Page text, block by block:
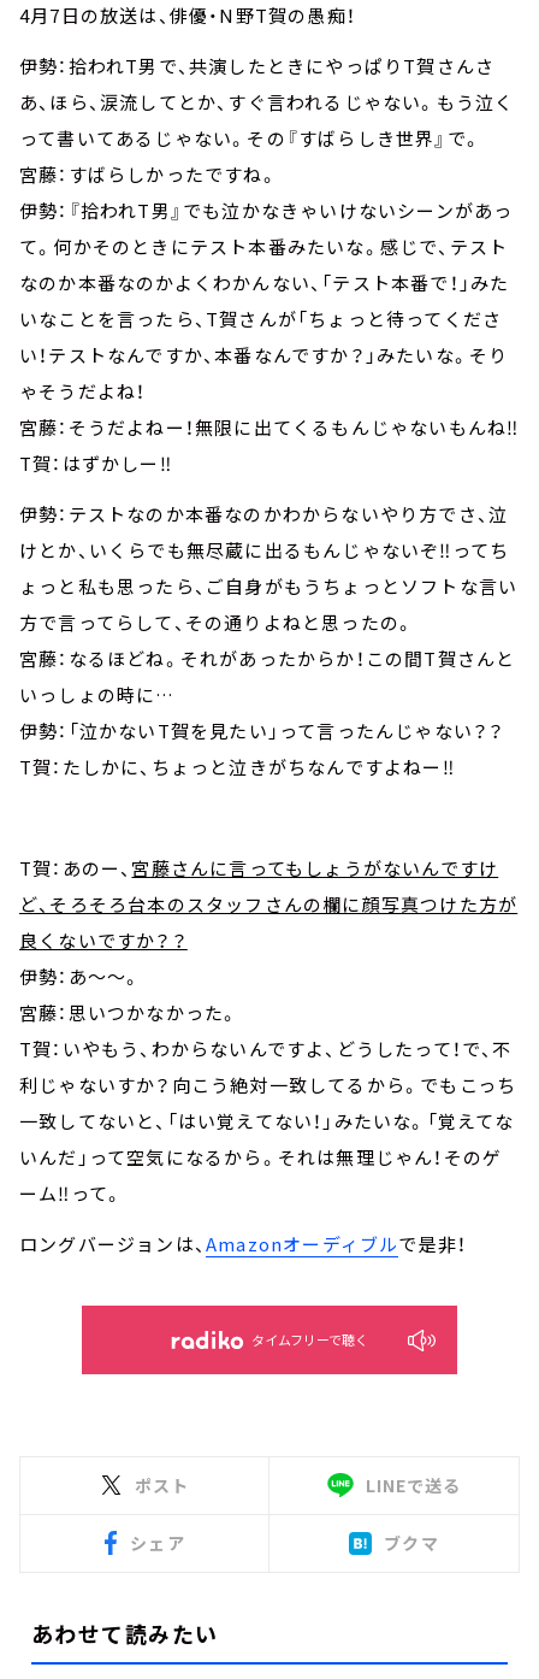
4月7日の放送は、俳優・N野T賀の愚痴！
伊勢：拾われT男で、共演したときにやっぱりT賀さんさ
あ、ほら、涙流してとか、すぐ言われるじゃない。もう泣く
って書いてあるじゃない。その『すばらしき世界』で。
宮藤：すばらしかったですね。
伊勢：『拾われT男』でも泣かなきゃいけないシーンがあっ
て。何かそのときにテスト本番みたいな。感じで、テスト
なのか本番なのかよくわかんない、「テスト本番で！」みた
いなことを言ったら、T賀さんが「ちょっと待ってくださ
い！テストなんですか、本番なんですか？」みたいな。そり
ゃそうだよね！
宮藤：そうだよねー！無限に出てくるもんじゃないもんね‼
T賀：はずかしー‼
伊勢：テストなのか本番なのかわからないやり方でさ、泣
けとか、いくらでも無尽蔵に出るもんじゃないぞ‼ってち
ょっと私も思ったら、ご自身がもうちょっとソフトな言い
方で言ってらして、その通りよねと思ったの。
宮藤：なるほどね。それがあったからか！この間T賀さんと
いっしょの時に…
伊勢：「泣かないT賀を見たい」って言ったんじゃない？？
T賀：たしかに、ちょっと泣きがちなんですよねー‼
T賀：あのー、 宮藤さんに言ってもしょうがないんですけ
ど、そろそろ台本のスタッフさんの欄に顔写真つけた方が
良くないですか？？
伊勢：あ～～。
宮藤：思いつかなかった。
T賀：いやもう、わからないんですよ、どうしたって！で、不
利じゃないすか？向こう絶対一致してるから。でもこっち
一致してないと、「はい覚えてない！」みたいな。「覚えてな
いんだ」って空気になるから。それは無理じゃん！そのゲ
ーム‼って。
ロングバージョンは、Amazonオーディブルで是非！
タイムフリーで聴く
ポスト LINEで送る
シェア ブクマ
あわせて読みたい